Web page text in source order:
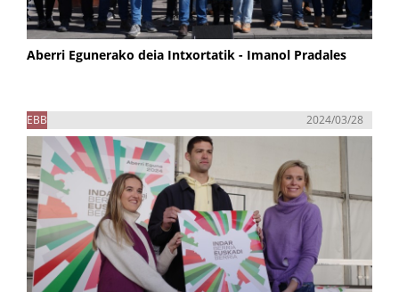
Aberri Egunerako deia Intxortatik - Imanol Pradales
EBB 2024/03/28